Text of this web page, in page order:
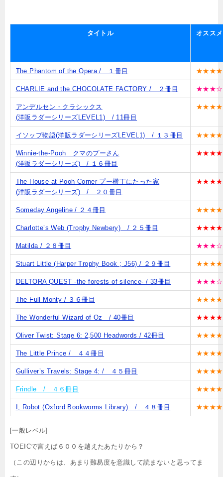
タイトル オスス
The Phantom of the Opera / １冊目
CHARLIE and the CHOCOLATE FACTORY / ２冊目
アンデルセン・クラシックス
(洋販ラダーシリーズLEVEL1) / 11冊目
イソップ物語(洋販ラダーシリーズLEVEL1) / １３冊目
Winnie-the-Pooh クマのプーさん
(洋販ラダーシリーズ) / １６冊目
The House at Pooh Corner プー横丁にたった家
(洋販ラダーシリーズ) / ２０冊目
Someday Angeline / ２４冊目
Charlotte’s Web (Trophy Newbery) / ２５冊目
Matilda / ２８冊目
Stuart Little (Harper Trophy Book ; J56) / ２９冊目
DELTORA QUEST -the forests of silence- / 33冊目
The Full Monty / ３６冊目
The Wonderful Wizard of Oz / 40冊目
Oliver Twist: Stage 6: 2,500 Headwords / 42冊目
The Little Prince / ４４冊目
Gulliver’s Travels: Stage 4: / ４５冊目
Frindle / ４６冊目
I, Robot (Oxford Bookworms Library) / ４８冊目
[一般レベル]
TOEICで言えば６００を越えたあたりから？
（この辺りからは、あまり難易度を意識して読まないと思ってま